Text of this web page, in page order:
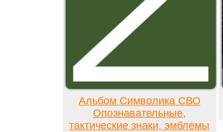
Альбом Символика СВО
Опознавательные,
тактические знаки, эмблемы